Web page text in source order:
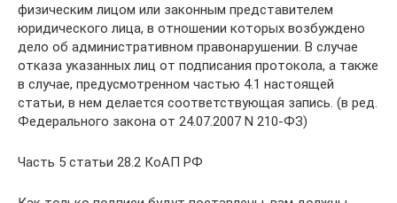
физическим лицом или законным представителем
юридического лица, в отношении которых возбуждено
дело об административном правонарушении. В случае
отказа указанных лиц от подписания протокола, а также
в случае, предусмотренном частью 4.1 настоящей
статьи, в нем делается соответствующая запись. (в ред.
Федерального закона от 24.07.2007 N 210-ФЗ)
Часть 5 статьи 28.2 КоАП РФ